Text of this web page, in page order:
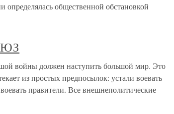
определялась общественной обстановкой
должен наступить большой мир. Это
из простых предпосылок: устали воевать
правители. Все внешнеполитические